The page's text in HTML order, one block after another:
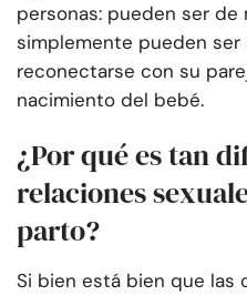
personas: pueden ser de
simplemente pueden ser
reconectarse con su
nacimiento del bebé.
¿Por qué es tan
relaciones
parto?
Si bien está bien que las